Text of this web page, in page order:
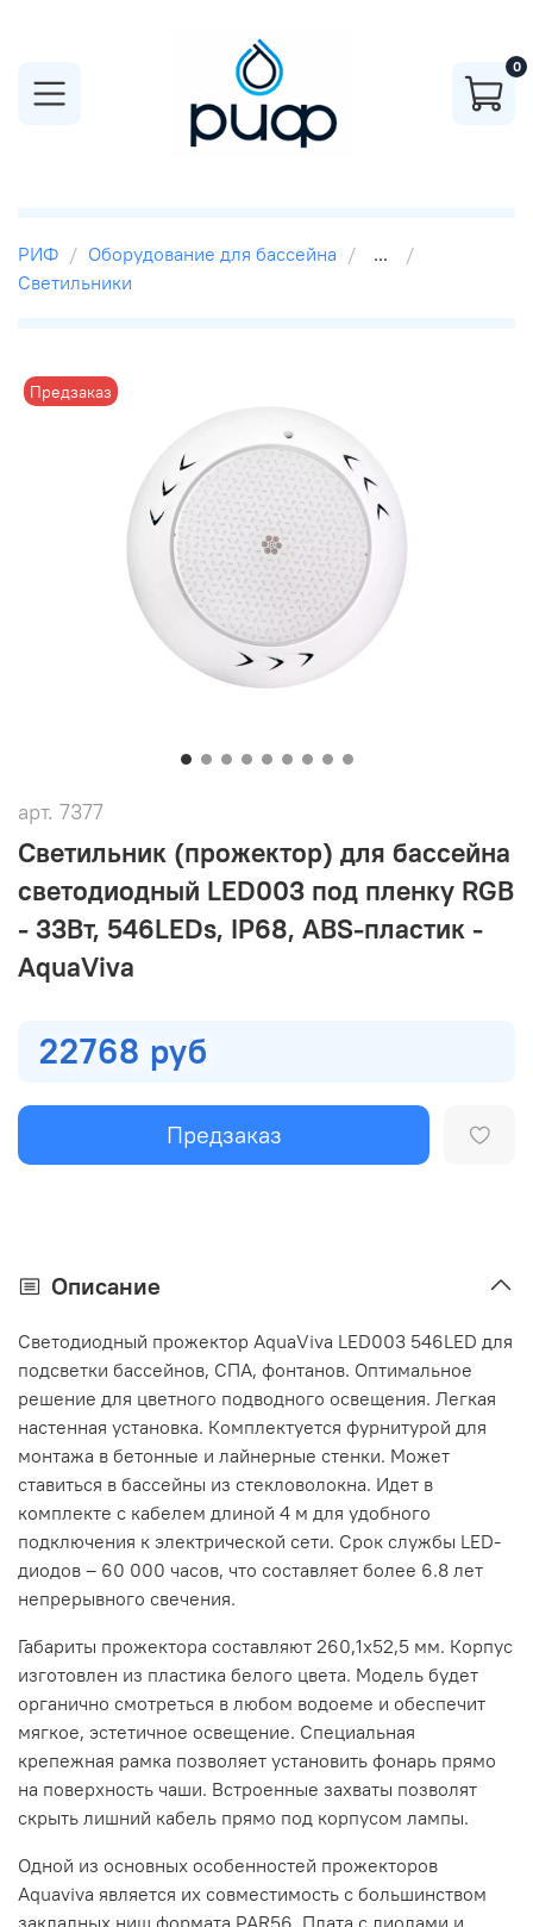
0
РИФ Оборудование для бассейна
...
Светильники
Предзаказ
арт. 7377
Светильник (прожектор) для бассейна
светодиодный LED003 под пленку RGB
- 33Вт, 546LEDs, IP68, ABS-пластик -
AquaViva
22768 руб
Предзаказ
Описание
Светодиодный прожектор AquaViva LED003 546LED для
подсветки бассейнов, СПА, фонтанов. Оптимальное
решение для цветного подводного освещения. Легкая
настенная установка. Комплектуется фурнитурой для
монтажа в бетонные и лайнерные стенки. Может
ставиться в бассейны из стекловолокна. Идет в
комплекте с кабелем длиной 4 м для удобного
подключения к электрической сети. Срок службы LED-
диодов – 60 000 часов, что составляет более 6.8 лет
непрерывного свечения.
Габариты прожектора составляют 260,1х52,5 мм. Корпус
изготовлен из пластика белого цвета. Модель будет
органично смотреться в любом водоеме и обеспечит
мягкое, эстетичное освещение. Специальная
крепежная рамка позволяет установить фонарь прямо
на поверхность чаши. Встроенные захваты позволят
скрыть лишний кабель прямо под корпусом лампы.
Одной из основных особенностей прожекторов
Aquaviva является их совместимость с большинством